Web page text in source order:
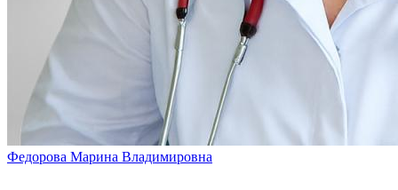
Федорова Марина Владимировна